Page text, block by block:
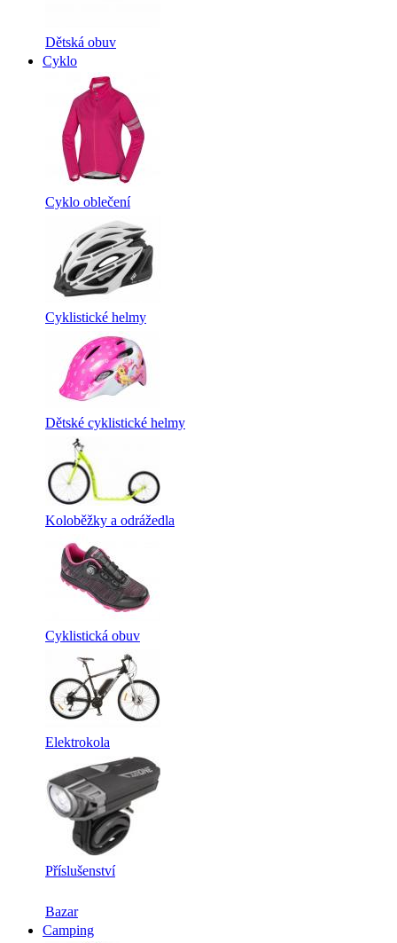
Dětská obuv
Cyklo
Cyklo oblečení
Cyklistické helmy
Dětské cyklistické helmy
Koloběžky a odrážedla
Cyklistická obuv
Elektrokola
Příslušenství
Bazar
Camping